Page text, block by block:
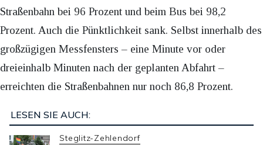
Straßenbahn bei 96 Prozent und beim Bus bei 98,2
Prozent. Auch die Pünktlichkeit sank. Selbst innerhalb des
großzügigen Messfensters – eine Minute vor oder
dreieinhalb Minuten nach der geplanten Abfahrt –
erreichten die Straßenbahnen nur noch 86,8 Prozent.
LESEN SIE AUCH:
Steglitz-Zehlendorf